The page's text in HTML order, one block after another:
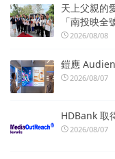
天上父親的
「南投映
2026/08/08
鎧應
2026/08/07
HDBank 取
2026/08/07